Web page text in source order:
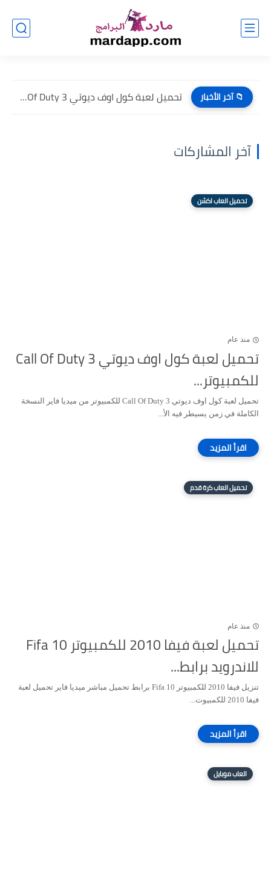
📁 آخر الأخبار تحميل لعبة كول اوف ديوتي Call Of Duty 3 للكمبيوتر...
آخر المشاركات
تحميل العاب اكشن
منذ عام
تحميل لعبة كول اوف ديوتي Call Of Duty 3
للكمبيوتر...
تحميل لعبة كول اوف ديوتي Call Of Duty 3 للكمبيوتر من ميديا فاير النسخة
الكاملة في زمن يسيطر فيه الأ...
تحميل العاب كرة قدم
منذ عام
تحميل لعبة فيفا 2010 للكمبيوتر Fifa 10
للاندرويد برابط...
تنزيل فيفا 2010 للكمبيوتر Fifa 10 برابط تحميل مباشر ميديا فاير تحميل لعبة
فيفا 2010 للكمبيوت...
العاب موبايل